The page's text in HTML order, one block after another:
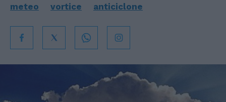
meteo vortice anticiclone